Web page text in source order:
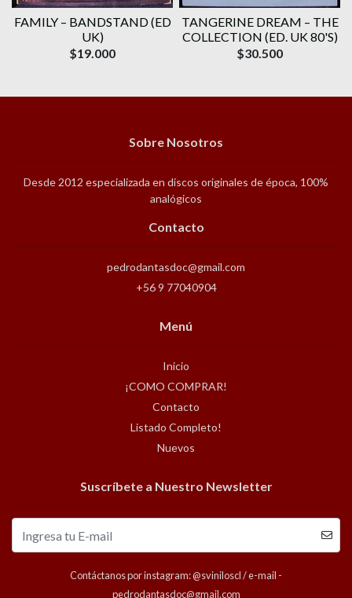
FAMILY ‎– BANDSTAND (ED
UK)
$19.000
TANGERINE DREAM – THE
COLLECTION (ED. UK 80'S)
$30.500
Sobre Nosotros
Desde 2012 especializada en discos originales de época, 100%
analógicos
Contacto
pedrodantasdoc@gmail.com
+56 9 77040904
Menú
Inicio
¡COMO COMPRAR!
Contacto
Listado Completo!
Nuevos
Suscríbete a Nuestro Newsletter
Contáctanos por instagram: @sviniloscl / e-mail -
pedrodantasdoc@gmail.com